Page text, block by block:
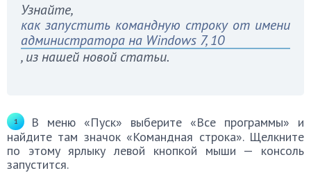
Узнайте,
как запустить командную строку от имени
администратора на Windows 7, 10
, из нашей новой статьи.
В меню «Пуск» выберите «Все программы» и
найдите там значок «Командная строка». Щелкните
по этому ярлыку левой кнопкой мыши — консоль
запустится.